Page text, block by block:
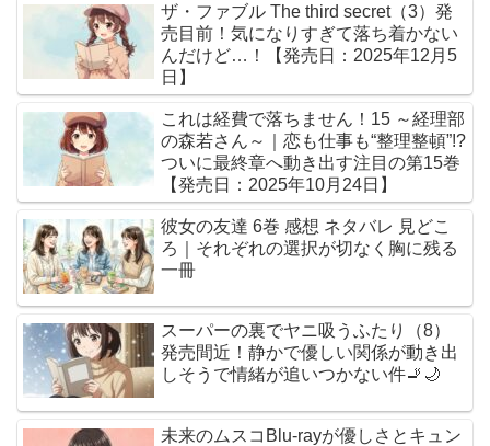
ザ・ファブル The third secret（3）発
売目前！気になりすぎて落ち着かない
んだけど…！【発売日：2025年12月5
日】
これは経費で落ちません！15 ～経理部
の森若さん～｜恋も仕事も“整理整頓”!?
ついに最終章へ動き出す注目の第15巻
【発売日：2025年10月24日】
彼女の友達 6巻 感想 ネタバレ 見どこ
ろ｜それぞれの選択が切なく胸に残る
一冊
スーパーの裏でヤニ吸うふたり（8）
発売間近！静かで優しい関係が動き出
しそうで情緒が追いつかない件🚬🌙
未来のムスコBlu-rayが優しさとキュン